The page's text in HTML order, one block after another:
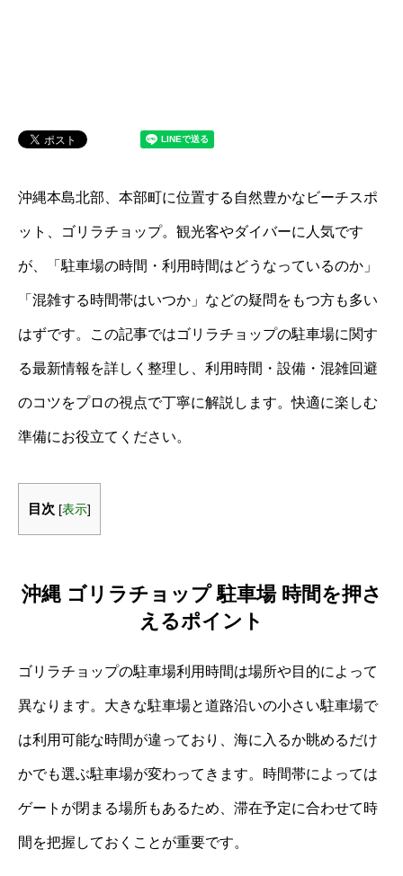
沖縄本島北部、本部町に位置する自然豊かなビーチスポ
ット、ゴリラチョップ。観光客やダイバーに人気です
が、「駐車場の時間・利用時間はどうなっているのか」
「混雑する時間帯はいつか」などの疑問をもつ方も多い
はずです。この記事ではゴリラチョップの駐車場に関す
る最新情報を詳しく整理し、利用時間・設備・混雑回避
のコツをプロの視点で丁寧に解説します。快適に楽しむ
準備にお役立てください。
目次 [表示]
沖縄 ゴリラチョップ 駐車場 時間を押さ
えるポイント
ゴリラチョップの駐車場利用時間は場所や目的によって
異なります。大きな駐車場と道路沿いの小さい駐車場で
は利用可能な時間が違っており、海に入るか眺めるだけ
かでも選ぶ駐車場が変わってきます。時間帯によっては
ゲートが閉まる場所もあるため、滞在予定に合わせて時
間を把握しておくことが重要です。